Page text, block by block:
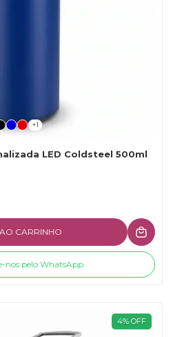
+1
LED Coldsteel 500ml
CARRINHO
nos pelo WhatsApp
4% OFF